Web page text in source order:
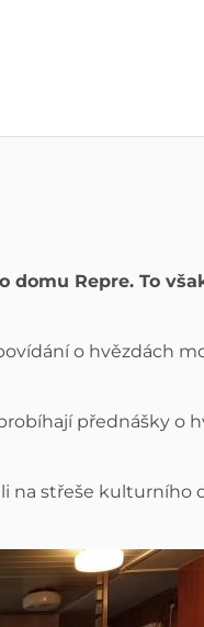
Repre. To
o hvězdách
přednášky o
na střeše kulturního